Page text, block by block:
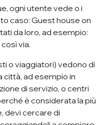
ogni utente vede o i
caso: Guest house on
da loro, ad esempio:
via.
o viaggiatori) vedono di
città, ad esempio in
di servizio, o centri
è considerata la più
devi cercare di